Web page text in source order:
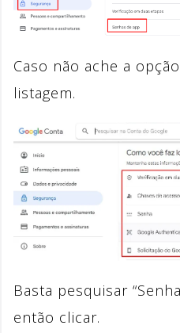
Caso não ache a
listagem.
Basta pesquisar
então clicar.